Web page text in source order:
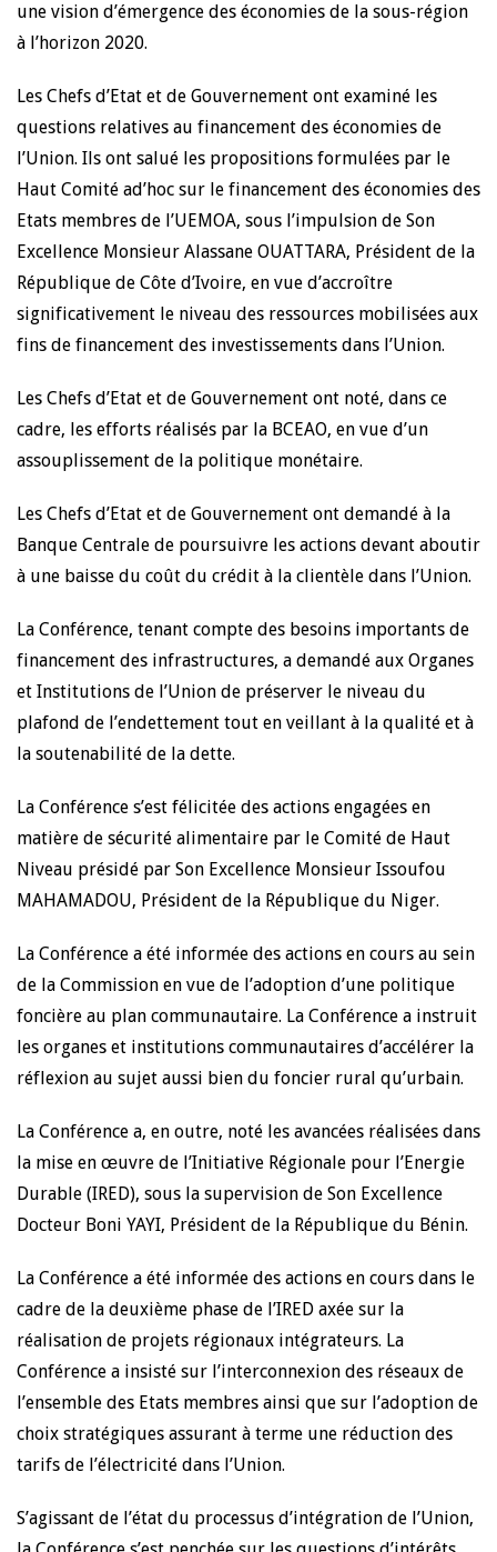
une vision d’émergence des économies de la sous-région
à l’horizon 2020.
Les Chefs d’Etat et de Gouvernement ont examiné les
questions relatives au financement des économies de
l’Union. Ils ont salué les propositions formulées par le
Haut Comité ad’hoc sur le financement des économies des
Etats membres de l’UEMOA, sous l’impulsion de Son
Excellence Monsieur Alassane OUATTARA, Président de la
République de Côte d’Ivoire, en vue d’accroître
significativement le niveau des ressources mobilisées aux
fins de financement des investissements dans l’Union.
Les Chefs d’Etat et de Gouvernement ont noté, dans ce
cadre, les efforts réalisés par la BCEAO, en vue d’un
assouplissement de la politique monétaire.
Les Chefs d’Etat et de Gouvernement ont demandé à la
Banque Centrale de poursuivre les actions devant aboutir
à une baisse du coût du crédit à la clientèle dans l’Union.
La Conférence, tenant compte des besoins importants de
financement des infrastructures, a demandé aux Organes
et Institutions de l’Union de préserver le niveau du
plafond de l’endettement tout en veillant à la qualité et à
la soutenabilité de la dette.
La Conférence s’est félicitée des actions engagées en
matière de sécurité alimentaire par le Comité de Haut
Niveau présidé par Son Excellence Monsieur Issoufou
MAHAMADOU, Président de la République du Niger.
La Conférence a été informée des actions en cours au sein
de la Commission en vue de l’adoption d’une politique
foncière au plan communautaire. La Conférence a instruit
les organes et institutions communautaires d’accélérer la
réflexion au sujet aussi bien du foncier rural qu’urbain.
La Conférence a, en outre, noté les avancées réalisées dans
la mise en œuvre de l’Initiative Régionale pour l’Energie
Durable (IRED), sous la supervision de Son Excellence
Docteur Boni YAYI, Président de la République du Bénin.
La Conférence a été informée des actions en cours dans le
cadre de la deuxième phase de l’IRED axée sur la
réalisation de projets régionaux intégrateurs. La
Conférence a insisté sur l’interconnexion des réseaux de
l’ensemble des Etats membres ainsi que sur l’adoption de
choix stratégiques assurant à terme une réduction des
tarifs de l’électricité dans l’Union.
S’agissant de l’état du processus d’intégration de l’Union,